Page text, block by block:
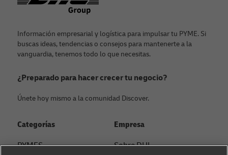
Información empresarial y logística para impulsar tu PYME. Si
buscas ideas, tendencias o consejos para mantenerte a la
vanguardia, tenemos todo lo que necesitas.
¿Preparado para hacer crecer tu negocio?
Únete hoy mismo a la comunidad Discover.
Categorías
PYMES
Empresa
Sobre DHL